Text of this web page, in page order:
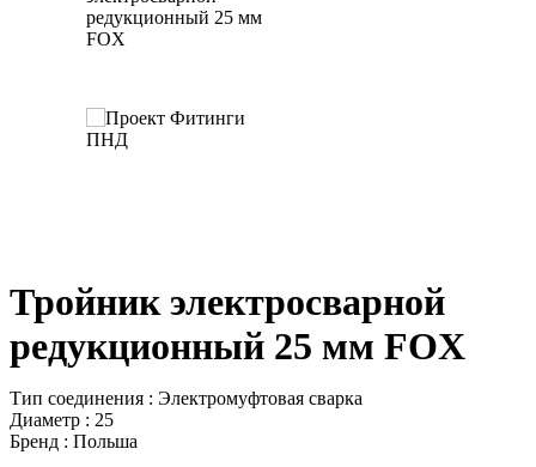
Тройник электросварной
редукционный 25 мм FOX
Тип соединения : Электромуфтовая сварка
Диаметр : 25
Бренд : Польша